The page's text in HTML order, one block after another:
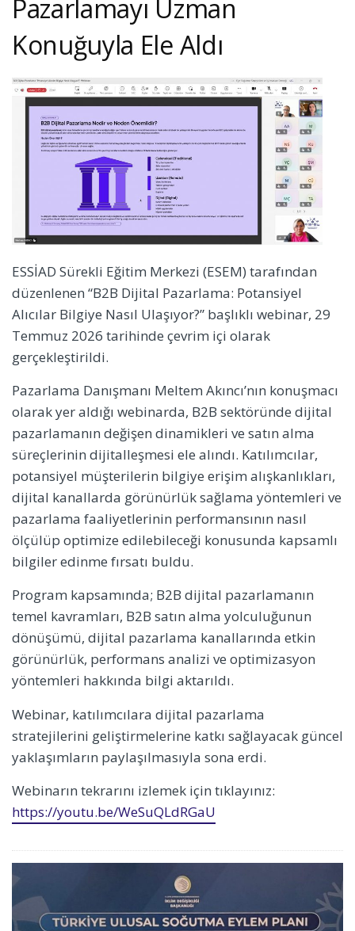
Pazarlamayı Uzman
Konuğuyla Ele Aldı
ESSİAD Sürekli Eğitim Merkezi (ESEM) tarafından
düzenlenen “B2B Dijital Pazarlama: Potansiyel
Alıcılar Bilgiye Nasıl Ulaşıyor?” başlıklı webinar, 29
Temmuz 2026 tarihinde çevrim içi olarak
gerçekleştirildi.
Pazarlama Danışmanı Meltem Akıncı’nın konuşmacı
olarak yer aldığı webinarda, B2B sektöründe dijital
pazarlamanın değişen dinamikleri ve satın alma
süreçlerinin dijitalleşmesi ele alındı. Katılımcılar,
potansiyel müşterilerin bilgiye erişim alışkanlıkları,
dijital kanallarda görünürlük sağlama yöntemleri ve
pazarlama faaliyetlerinin performansının nasıl
ölçülüp optimize edilebileceği konusunda kapsamlı
bilgiler edinme fırsatı buldu.
Program kapsamında; B2B dijital pazarlamanın
temel kavramları, B2B satın alma yolculuğunun
dönüşümü, dijital pazarlama kanallarında etkin
görünürlük, performans analizi ve optimizasyon
yöntemleri hakkında bilgi aktarıldı.
Webinar, katılımcılara dijital pazarlama
stratejilerini geliştirmelerine katkı sağlayacak güncel
yaklaşımların paylaşılmasıyla sona erdi.
Webinarın tekrarını izlemek için tıklayınız:
https://youtu.be/WeSuQLdRGaU